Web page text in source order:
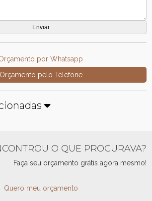
por Whatsapp
Orçamento pelo Telefone
O QUE PROCURAVA?
Faça seu orçamento grátis agora mesmo!
Quero meu orçamento